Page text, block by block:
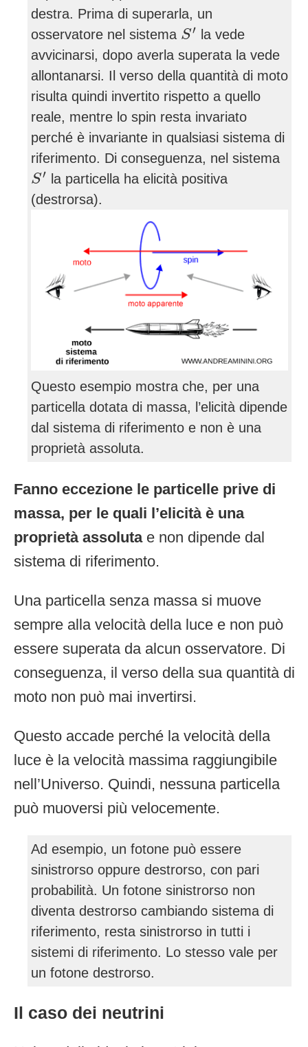
destra. Prima di superarla, un
osservatore nel sistema S′
S′ la vede
avvicinarsi, dopo averla superata la vede
allontanarsi. Il verso della quantità di moto
risulta quindi invertito rispetto a quello
reale, mentre lo spin resta invariato
perché è invariante in qualsiasi sistema di
riferimento. Di conseguenza, nel sistema
S′
S′ la particella ha elicità positiva
(destrorsa).
Questo esempio mostra che, per una
particella dotata di massa, l’elicità dipende
dal sistema di riferimento e non è una
proprietà assoluta.
Fanno eccezione le particelle prive di
massa, per le quali l’elicità è una
proprietà assolutae non dipende dal
sistema di riferimento.
Una particella senza massa si muove
sempre alla velocità della luce e non può
essere superata da alcun osservatore. Di
conseguenza, il verso della sua quantità di
moto non può mai invertirsi.
Questo accade perché la velocità della
luce è la velocità massima raggiungibile
nell’Universo. Quindi, nessuna particella
può muoversi più velocemente.
Ad esempio, un fotone può essere
sinistrorso oppure destrorso, con pari
probabilità. Un fotone sinistrorso non
diventa destrorso cambiando sistema di
riferimento, resta sinistrorso in tutti i
sistemi di riferimento. Lo stesso vale per
un fotone destrorso.
Il caso dei neutrini